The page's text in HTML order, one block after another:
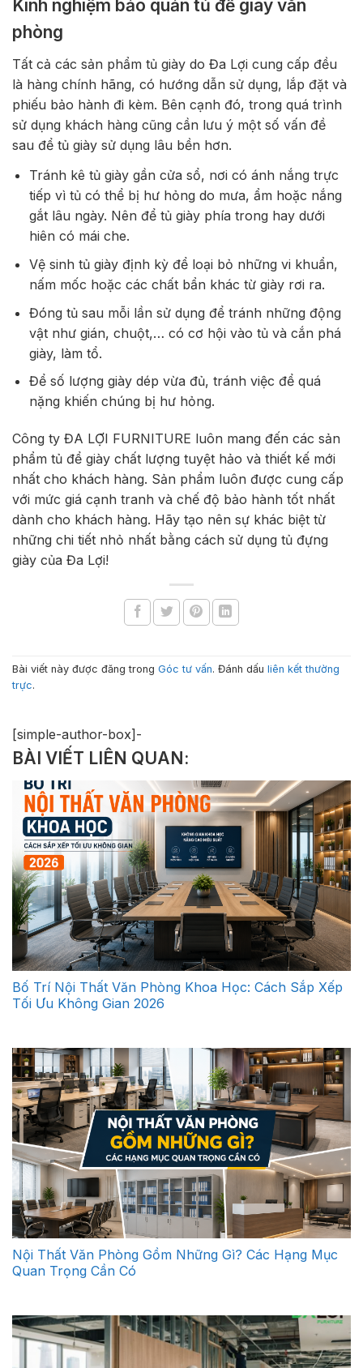
Kinh nghiệm bảo quản tủ để giày văn
phòng
Tất cả các sản phẩm tủ giày do Đa Lợi cung cấp đều
là hàng chính hãng, có hướng dẫn sử dụng, lắp đặt và
phiếu bảo hành đi kèm. Bên cạnh đó, trong quá trình
sử dụng khách hàng cũng cần lưu ý một số vấn đề
sau để tủ giày sử dụng lâu bền hơn.
Tránh kê tủ giày gần cửa sổ, nơi có ánh nắng trực
tiếp vì tủ có thể bị hư hỏng do mưa, ẩm hoặc nắng
gắt lâu ngày. Nên để tủ giày phía trong hay dưới
hiên có mái che.
Vệ sinh tủ giày định kỳ để loại bỏ những vi khuẩn,
nấm mốc hoặc các chất bẩn khác từ giày rơi ra.
Đóng tủ sau mỗi lần sử dụng để tránh những động
vật như gián, chuột,… có cơ hội vào tủ và cắn phá
giày, làm tổ.
Để số lượng giày dép vừa đủ, tránh việc để quá
nặng khiến chúng bị hư hỏng.
Công ty ĐA LỢI FURNITURE luôn mang đến các sản
phẩm tủ để giày chất lượng tuyệt hảo và thiết kế mới
nhất cho khách hàng. Sản phẩm luôn được cung cấp
với mức giá cạnh tranh và chế độ bảo hành tốt nhất
dành cho khách hàng. Hãy tạo nên sự khác biệt từ
những chi tiết nhỏ nhất bằng cách sử dụng tủ đựng
giày của Đa Lợi!
Bài viết này được đăng trong Góc tư vấn. Đánh dấu liên kết thường
trực.
[simple-author-box]-
BÀI VIẾT LIÊN QUAN:
Bố Trí Nội Thất Văn Phòng Khoa Học: Cách Sắp Xếp
Tối Ưu Không Gian 2026
Nội Thất Văn Phòng Gồm Những Gì? Các Hạng Mục
Quan Trọng Cần Có